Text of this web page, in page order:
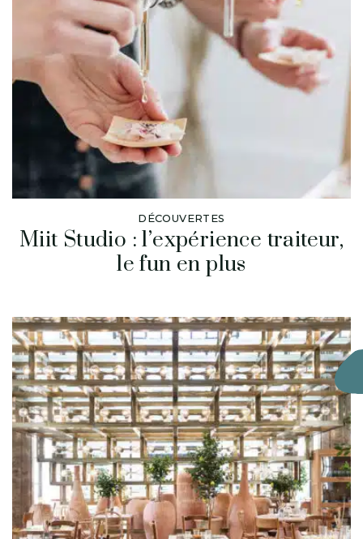
DÉCOUVERTES
Miit Studio : l’expérience traiteur,
le fun en plus